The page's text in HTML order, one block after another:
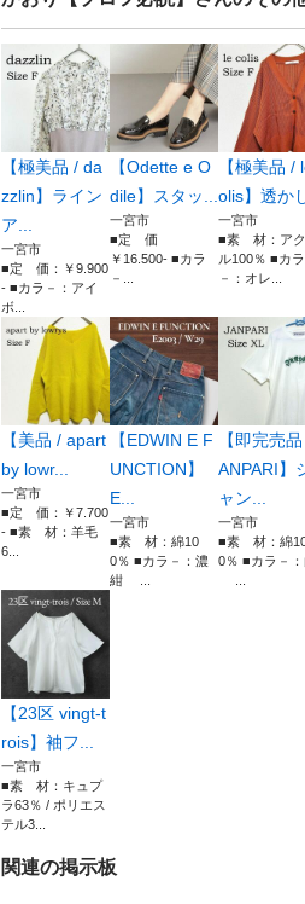
【極美品 / da
zzlin】ライン
ア...
一宮市
■定 価：￥9.900
- ■カラ－：アイ
ボ...
【Odette e O
dile】スタッ...
一宮市
■定 価
￥16.500- ■カラ
－...
【極美品 /
olis】透か
一宮市
■素 材：アク
ル100％ ■カラ
－：オレ...
【美品 / apart
by lowr...
一宮市
■定 価：￥7.700
- ■素 材：羊毛
6...
【EDWIN E F
UNCTION】
E...
一宮市
■素 材：綿10
0％ ■カラ－：濃
紺 ...
【即完売
ANPARI】
ャン...
一宮市
■素 材：綿
0％ ■カラ－：
【23区 vingt-t
rois】袖フ...
一宮市
■素 材：キュプ
ラ63％ / ポリエス
テル3...
関連の掲示板